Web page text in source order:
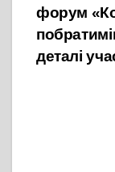
форум
деталі